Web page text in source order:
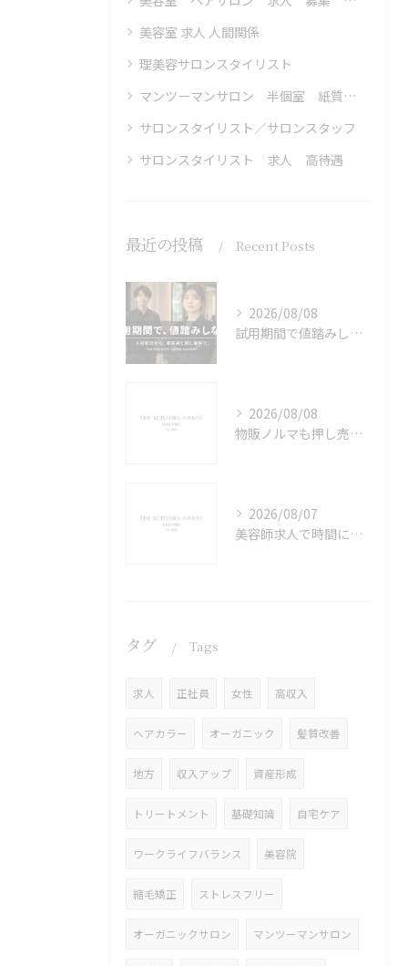
美容室 求人 人間関係
理美容サロンスタイリスト
マンツーマンサロン 半個室 紙質改善 オーガニック
サロンスタイリスト／サロンスタッフ
サロンスタイリスト 求人 高待遇
最近の投稿 Recent Posts
2026/08/08
試用期間で値踏みしない。入社初日から本採用と同条件で働ける長野県長野市の美容師求人
2026/08/08
物販ノルマも押し売りもない。長野県長野市で、技術と信頼だけで稼ぐ美容師の働き方
2026/08/07
美容師求人で時間に余裕のある職場を選びライフワークバランスを実現する具体的な方法
タグ Tags
求人 正社員 女性 高収入
ヘアカラー オーガニック 髪質改善
地方 収入アップ 資産形成
トリートメント 基礎知識 自宅ケア
ワークライフバランス 美容院
縮毛矯正 ストレスフリー
オーガニックサロン マンツーマンサロン